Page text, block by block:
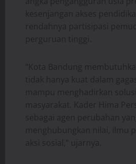
kesenjangan akses
rendahnya partisipasi
perguruan tinggi.
“Kota Bandung
tidak hanya kuat dalam
mampu menghadirkan
masyarakat. Kader Hima
sebagai agen perubahan
menghubungkan nilai, ilmu
aksi sosial,” ujarnya.